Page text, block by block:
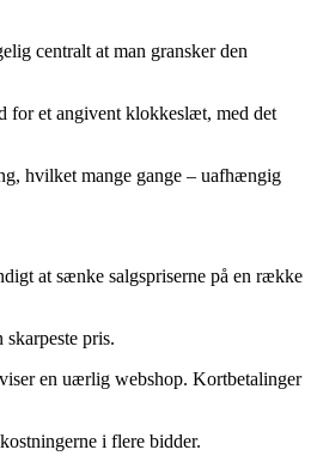
centralt at man gransker den
for et angivent klokkeslæt, med det
hvilket mange gange – uafhængig
at sænke salgspriserne på en række
pris.
en uærlig webshop. Kortbetalinger
i flere bidder.